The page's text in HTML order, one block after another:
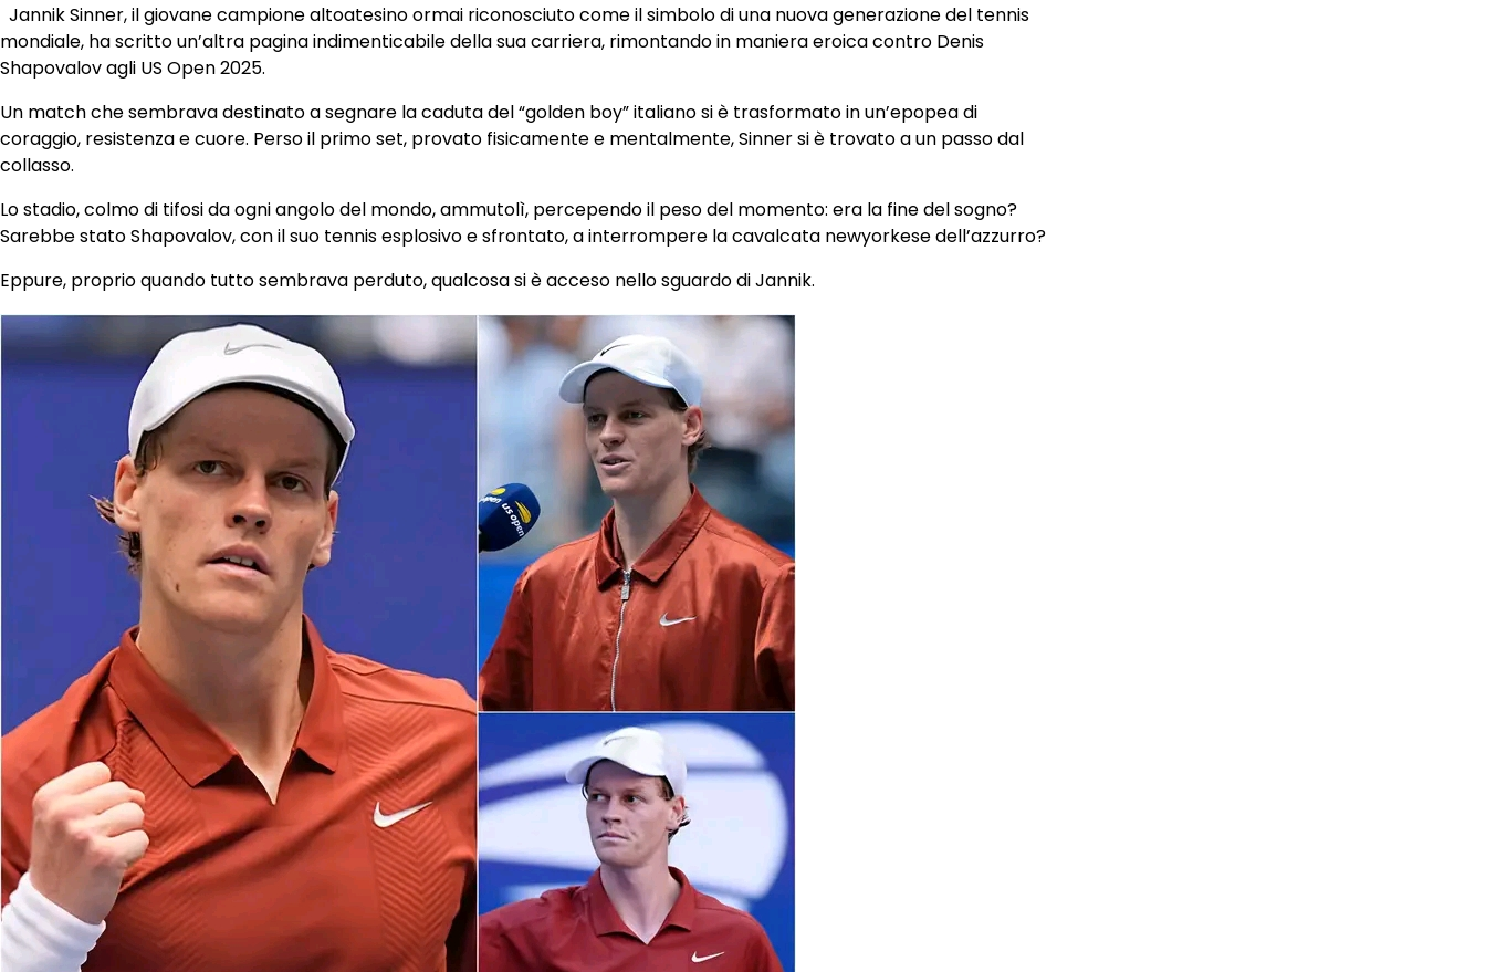
Jannik Sinner, il giovane campione altoatesino ormai riconosciuto come il simbolo di una nuova generazione del tennis
mondiale, ha scritto un’altra pagina indimenticabile della sua carriera, rimontando in maniera eroica contro Denis
Shapovalov agli US Open 2025.
Un match che sembrava destinato a segnare la caduta del “golden boy” italiano si è trasformato in un’epopea di
coraggio, resistenza e cuore. Perso il primo set, provato fisicamente e mentalmente, Sinner si è trovato a un passo dal
collasso.
Lo stadio, colmo di tifosi da ogni angolo del mondo, ammutolì, percependo il peso del momento: era la fine del sogno?
Sarebbe stato Shapovalov, con il suo tennis esplosivo e sfrontato, a interrompere la cavalcata newyorkese dell’azzurro?
Eppure, proprio quando tutto sembrava perduto, qualcosa si è acceso nello sguardo di Jannik.